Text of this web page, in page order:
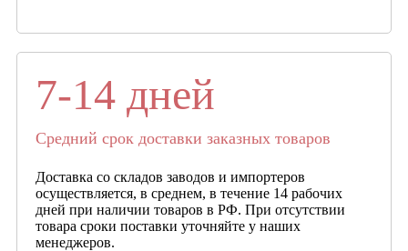
7-14 дней
Средний срок доставки заказных товаров
Доставка со складов заводов и импортеров
осуществляется, в среднем, в течение 14 рабочих
дней при наличии товаров в РФ. При отсутствии
товара сроки поставки уточняйте у наших
менеджеров.